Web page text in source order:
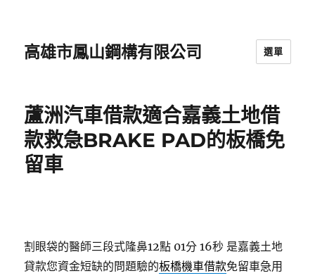
高雄市鳳山鋼構有限公司 選單
蘆洲汽車借款適合嘉義土地借
款救急BRAKE PAD的板橋免
留車
割眼袋的醫師三段式隆鼻12點 01分 16秒 是嘉義土地
貸款您資金短缺的問題驗的板橋機車借款免留車急用